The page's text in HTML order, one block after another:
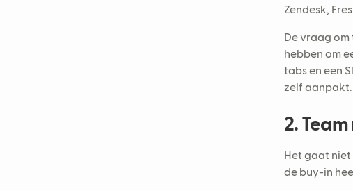
Zendesk,
De vraag
hebben om
tabs en een
zelf aanpakt.
2.
Het gaat
de buy-in